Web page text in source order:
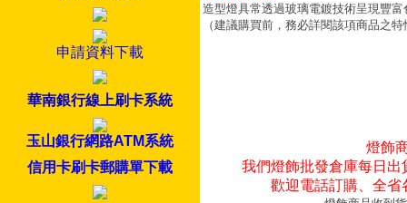
申請資料下載
華南銀行線上刷卡系統
玉山銀行網路ATM系統
信用卡刷卡郵購單下載
造型燈具常透過玻璃電鍍技術呈現豐
（建議購買前，務必詳閱該項商品之
燈飾
我們燈飾批發倉庫每日
歡迎電話訂購、全